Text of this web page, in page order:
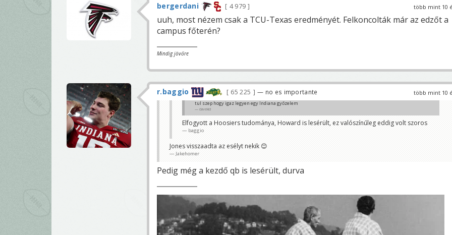
több mint 10
bergerdani 4 979
uuh, most nézem csak a TCU-Texas eredményét. Felkoncolták már az edzőt a
campus főterén?
Mindig jövőre
több mint 10
r.baggio 65 225 — no es importante
tul szep hogy igaz legyen egy Indiana győzelem
davekid
Elfogyott a Hoosiers tudománya, Howard is lesérült, ez valószínűleg eddig volt szoros
baggio
Jones visszaadta az esélyt nekik 😊
Jakehomer
Pedig még a kezdő qb is lesérült, durva